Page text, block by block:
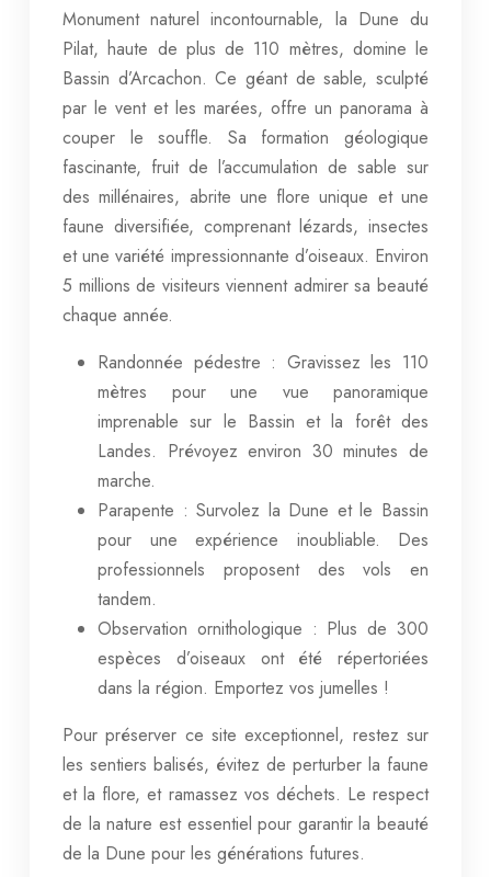
Monument naturel incontournable, la Dune du
Pilat, haute de plus de 110 mètres, domine le
Bassin d’Arcachon. Ce géant de sable, sculpté
par le vent et les marées, offre un panorama à
couper le souffle. Sa formation géologique
fascinante, fruit de l’accumulation de sable sur
des millénaires, abrite une flore unique et une
faune diversifiée, comprenant lézards, insectes
et une variété impressionnante d’oiseaux. Environ
5 millions de visiteurs viennent admirer sa beauté
chaque année.
Randonnée pédestre : Gravissez les 110
mètres pour une vue panoramique
imprenable sur le Bassin et la forêt des
Landes. Prévoyez environ 30 minutes de
marche.
Parapente : Survolez la Dune et le Bassin
pour une expérience inoubliable. Des
professionnels proposent des vols en
tandem.
Observation ornithologique : Plus de 300
espèces d’oiseaux ont été répertoriées
dans la région. Emportez vos jumelles !
Pour préserver ce site exceptionnel, restez sur
les sentiers balisés, évitez de perturber la faune
et la flore, et ramassez vos déchets. Le respect
de la nature est essentiel pour garantir la beauté
de la Dune pour les générations futures.